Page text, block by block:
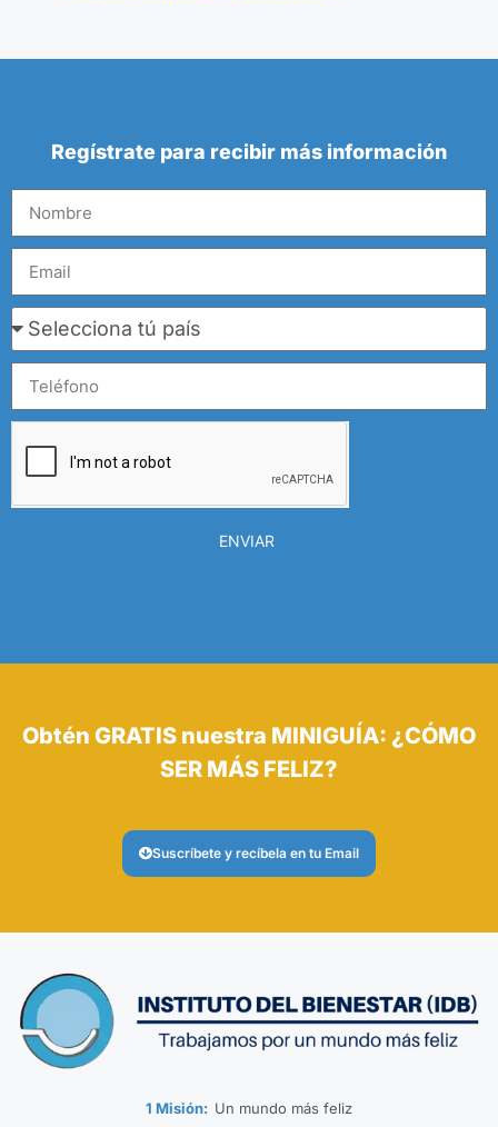
Regístrate para recibir más información
ENVIAR
Obtén GRATIS nuestra MINIGUÍA: ¿CÓMO
SER MÁS FELIZ?
Suscríbete y recíbela en tu Email
1 Misión: Un mundo más feliz